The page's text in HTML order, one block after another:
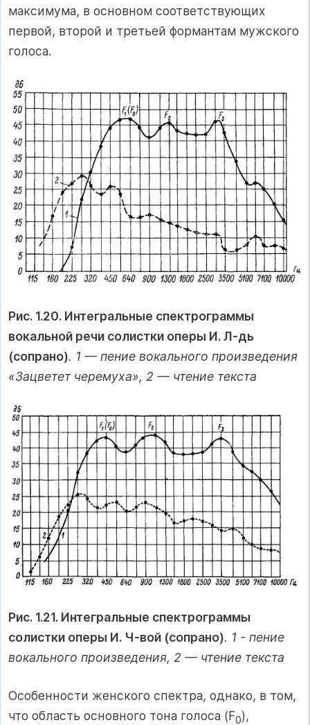
максимума, в основном соответствующих
первой, второй и третьей формантам мужского
голоса.
Рис. 1.20. Интегральные спектрограммы
вокальной речи солистки оперы И. Л-дь
(сопрано). 1 — пение вокального произведения
«Зацветет черемуха», 2 — чтение текста
Рис. 1.21. Интегральные спектрограммы
солистки оперы И. Ч-вой (сопрано). 1 - пение
вокального произведения, 2 — чтение текста
Особенности женского спектра, однако, в том,
что область основного тона голоса (F0),